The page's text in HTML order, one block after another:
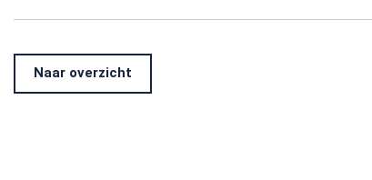
Naar overzicht